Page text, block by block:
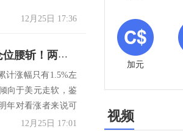
12月25日 17:36
美元失宠，年内走势虎头蛇尾，净多头仓位腰斩！两大投行预计：明年料丧失上行动力
计涨幅只有1.5%左
向于美元走软，鉴
年对看涨者来说可
12月25日 17:01
加元
视频